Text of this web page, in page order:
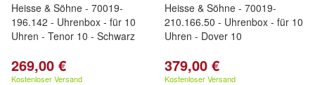
Heisse & Söhne - 70019-
196.142 - Uhrenbox - für 10
Uhren - Tenor 10 - Schwarz
269,00 €
Kostenloser Versand
Heisse & Söhne - 70019-
210.166.50 - Uhrenbox - für 10
Uhren - Dover 10
379,00 €
Kostenloser Versand